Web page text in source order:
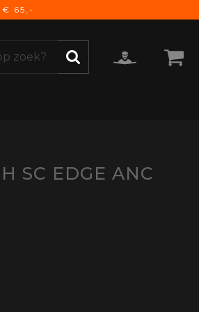
€ 65,-
SC EDGE ANC